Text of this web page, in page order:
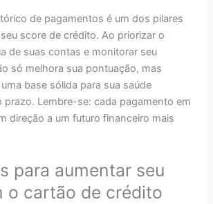
de pagamentos é um dos pilares
score de crédito. Ao priorizar o
de suas contas e monitorar seu
só melhora sua pontuação, mas
base sólida para sua saúde
prazo. Lembre-se: cada pagamento em
direção a um futuro financeiro mais
para aumentar seu
o cartão de crédito